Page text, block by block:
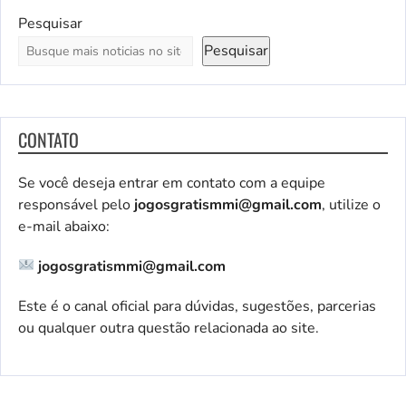
Pesquisar
Pesquisar
CONTATO
Se você deseja entrar em contato com a equipe
responsável pelo jogosgratismmi@gmail.com, utilize o
e-mail abaixo:
jogosgratismmi@gmail.com
Este é o canal oficial para dúvidas, sugestões, parcerias
ou qualquer outra questão relacionada ao site.